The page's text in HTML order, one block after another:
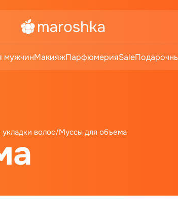
мужчинМакияжПарфюмерияSale
волос/Муссы для объема